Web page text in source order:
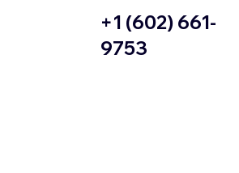
+1 (602) 661-
9753